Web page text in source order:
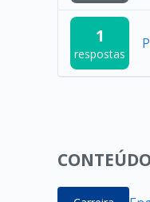
1
respostas